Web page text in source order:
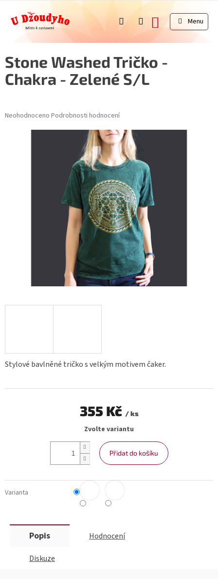
obsah
NÁKUPNÍ
KOŠÍK
Stone Washed Tričko -
Chakra - Zelené S/L
Průměrné
Neohodnoceno Podrobnosti hodnocení
Varianta
Stylové bavlněné tričko s velkým motivem čaker.
355 Kč / ks
cena:
Zvolte variantu
Přidat do košíku
Popis Hodnocení
Diskuze